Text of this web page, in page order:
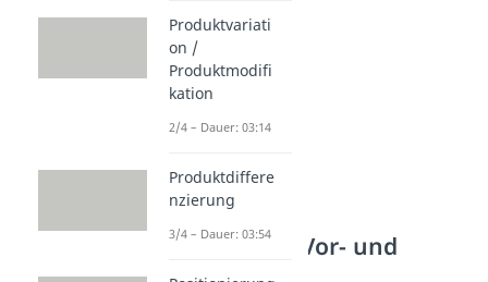
Franchising Vor- und
Nachteile:
Produktvariati
on /
Produktmodifi
kation
2/4 – Dauer: 03:14
Produktdiffere
nzierung
3/4 – Dauer: 03:54